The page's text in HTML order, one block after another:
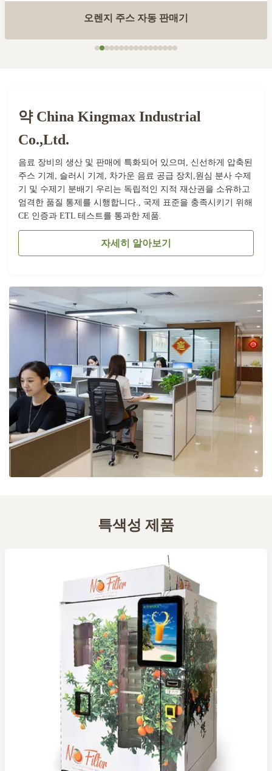
오렌지 주스 자동 판매기
약 China Kingmax Industrial
Co.,ltd.
음료 장비의 생산 및 판매에 특화되어 있으며, 신선하게 압축된
주스 기계, 슬러시 기계, 차가운 음료 공급 장치,원심 분사 수제
기 및 수제기 분배기 우리는 독립적인 지적 재산권을 소유하고
엄격한 품질 통제를 시행합니다., 국제 표준을 충족시키기 위해
CE 인증과 ETL 테스트를 통과한 제품.
자세히 알아보기
특색성 제품